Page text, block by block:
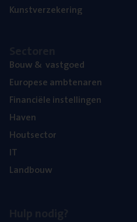
Kunst­ver­ze­ke­ring
Bouw& vastgoed
Euro­pe­se ambtenaren
Finan­ci­ë­le instellingen
Haven
Hout­sec­tor
IT
Land­bouw